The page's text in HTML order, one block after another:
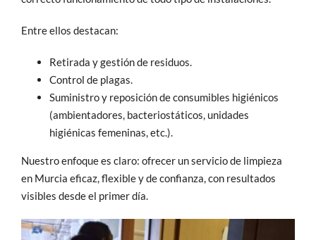
Entre ellos destacan:
Retirada y gestión de residuos.
Control de plagas.
Suministro y reposición de consumibles higiénicos
(ambientadores, bacteriostáticos, unidades
higiénicas femeninas, etc.).
Nuestro enfoque es claro: ofrecer un servicio de limpieza
en Murcia eficaz, flexible y de confianza, con resultados
visibles desde el primer día.